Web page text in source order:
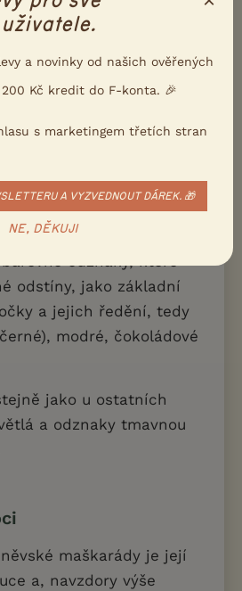
projít hlubokým
postačí bohatou srst
možným zbarvením
odznaky, které
odstíny, jako základní
a jejich ředění, tedy
modré, čokoládové
jako u ostatních
a odznaky tmavnou
maškarády je její
a, navzdory výše
a novinky od našich ověřených
Kč kredit do F-konta. 🎉
s marketingem třetích stran
A VYZVEDNOUT DÁREK. 🎁
NE, DĚKUJI